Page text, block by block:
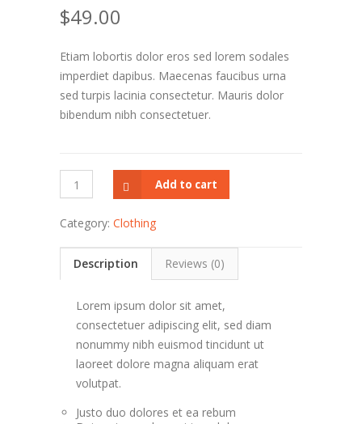
$49.00
Etiam lobortis dolor eros sed lorem sodales
imperdiet dapibus. Maecenas faucibus urna
sed turpis lacinia consectetur. Mauris dolor
bibendum nibh consectetuer.
Shoes
Add to cart
Category: Clothing
Description Reviews (0)
Lorem ipsum dolor sit amet,
consectetuer adipiscing elit, sed diam
nonummy nibh euismod tincidunt ut
laoreet dolore magna aliquam erat
volutpat.
Justo duo dolores et ea rebum